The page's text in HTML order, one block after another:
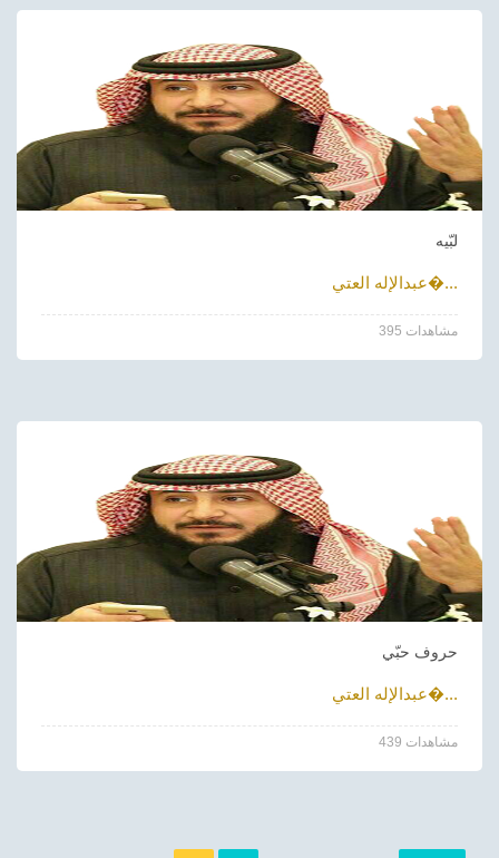
لبّيه
عبدالإله العتي�...
395 مشاهدات
حروف حبّي
عبدالإله العتي�...
439 مشاهدات